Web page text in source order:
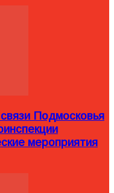
Подмосковья
мероприятия